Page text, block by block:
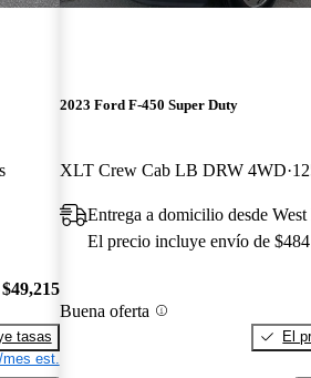
$49,215
tasas
est.
2023 Ford F-450 Super Duty
XLT Crew Cab LB DRW 4WD
Entrega a domicilio desde
El precio incluye envío de $484
Buena oferta
El